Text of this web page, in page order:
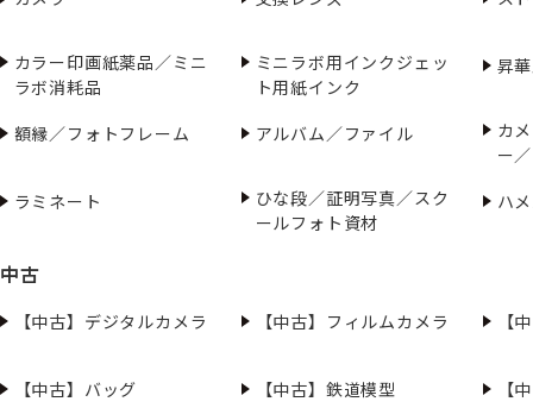
カラー印画紙薬品／ミニ
ラボ消耗品
ミニラボ用インクジェッ
ト用紙インク
昇
額縁／フォトフレーム アルバム／ファイル
カ
ー
ラミネート
ひな段／証明写真／スク
ールフォト資材
ハ
中古
【中古】デジタルカメラ 【中古】フィルムカメラ 【
【中古】バッグ 【中古】鉄道模型 【